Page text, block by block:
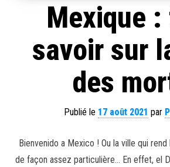
Mexique
savoir sur
des
Publié le 17 août 2021 par
Bienvenido a Mexico ! Ou la ville qui
de façon assez particulière… En effet, el